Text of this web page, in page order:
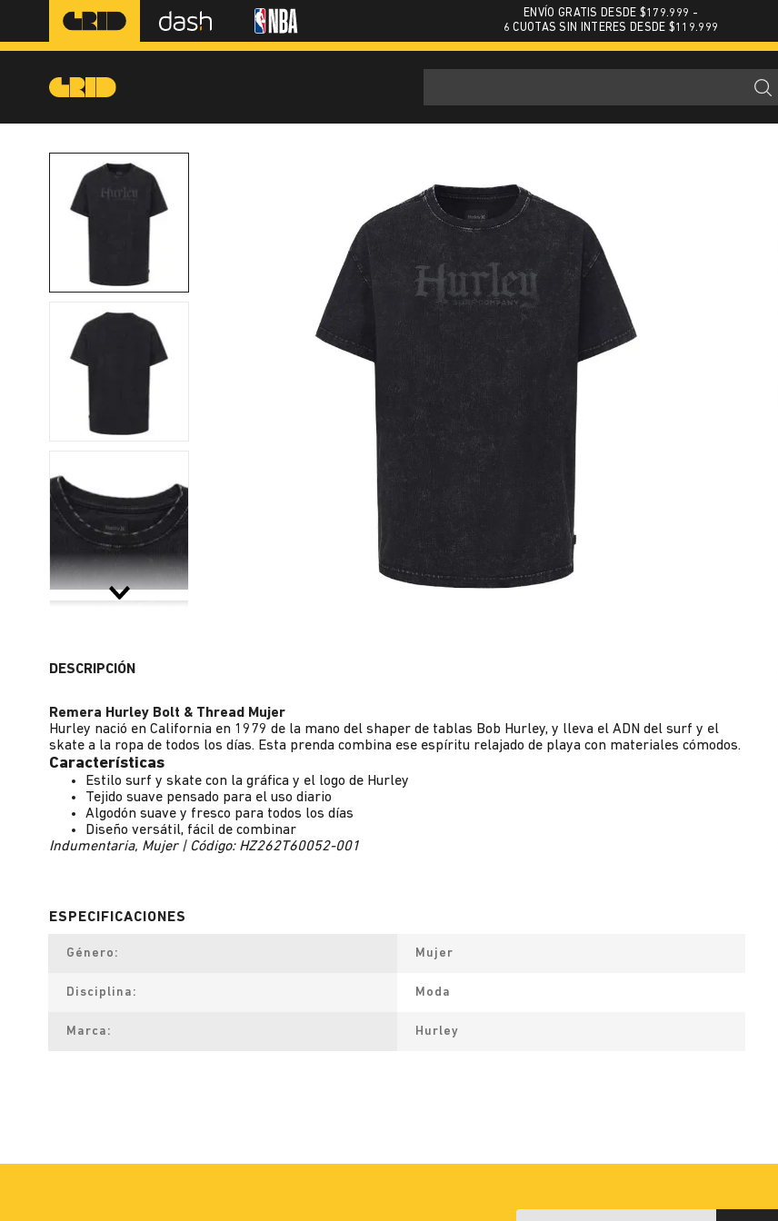
ENVÍO GRATIS DESDE $179.999 -
6 CUOTAS SIN INTERES DESDE $119.999
DESCRIPCIÓN
Remera Hurley Bolt & Thread Mujer
Hurley nació en California en 1979 de la mano del shaper de tablas Bob Hurley, y lleva el ADN del surf y el
skate a la ropa de todos los días. Esta prenda combina ese espíritu relajado de playa con materiales cómodos.
Características
Estilo surf y skate con la gráfica y el logo de Hurley
Tejido suave pensado para el uso diario
Algodón suave y fresco para todos los días
Diseño versátil, fácil de combinar
Indumentaria, Mujer | Código: HZ262T60052-001
Género Mujer
Disciplina Moda
Marca Hurley